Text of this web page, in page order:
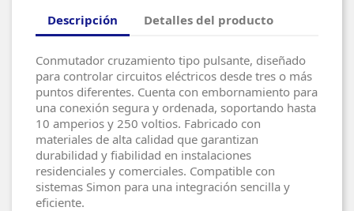
Descripción Detalles del producto
Conmutador cruzamiento tipo pulsante, diseñado
para controlar circuitos eléctricos desde tres o más
puntos diferentes. Cuenta con embornamiento para
una conexión segura y ordenada, soportando hasta
10 amperios y 250 voltios. Fabricado con
materiales de alta calidad que garantizan
durabilidad y fiabilidad en instalaciones
residenciales y comerciales. Compatible con
sistemas Simon para una integración sencilla y
eficiente.